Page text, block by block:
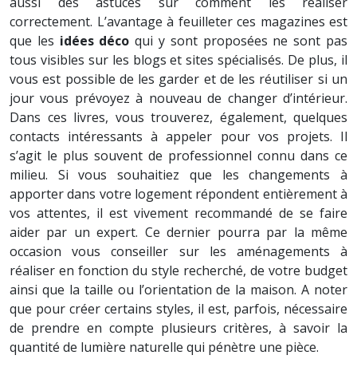
correctement. L’avantage à feuilleter ces magazines est
que les idées déco qui y sont proposées ne sont pas
tous visibles sur les blogs et sites spécialisés. De plus, il
vous est possible de les garder et de les réutiliser si un
jour vous prévoyez à nouveau de changer d’intérieur.
Dans ces livres, vous trouverez, également, quelques
contacts intéressants à appeler pour vos projets. Il
s’agit le plus souvent de professionnel connu dans ce
milieu. Si vous souhaitiez que les changements à
apporter dans votre logement répondent entièrement à
vos attentes, il est vivement recommandé de se faire
aider par un expert. Ce dernier pourra par la même
occasion vous conseiller sur les aménagements à
réaliser en fonction du style recherché, de votre budget
ainsi que la taille ou l’orientation de la maison. A noter
que pour créer certains styles, il est, parfois, nécessaire
de prendre en compte plusieurs critères, à savoir la
quantité de lumière naturelle qui pénètre une pièce.